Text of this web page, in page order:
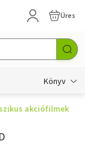
Üres
Könyv
akciófilmek